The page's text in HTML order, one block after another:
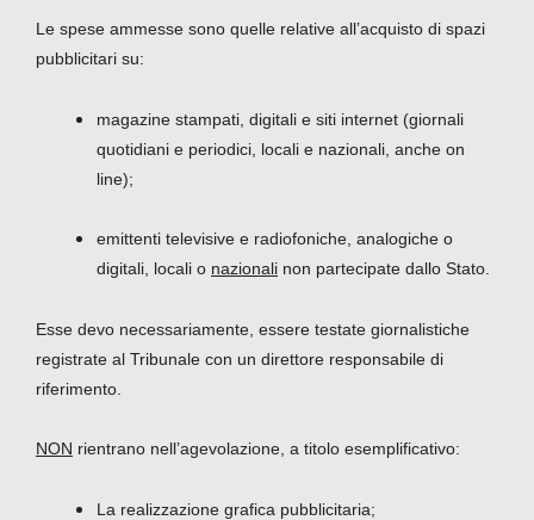
Le spese ammesse sono quelle relative all’acquisto di spazi
pubblicitari su:
magazine stampati, digitali e siti internet (giornali
quotidiani e periodici, locali e nazionali, anche on
line);
emittenti televisive e radiofoniche, analogiche o
digitali, locali o nazionali non partecipate dallo Stato.
Esse devo necessariamente, essere testate giornalistiche
registrate al Tribunale con un direttore responsabile di
riferimento.
NON rientrano nell’agevolazione, a titolo esemplificativo:
La realizzazione grafica pubblicitaria;